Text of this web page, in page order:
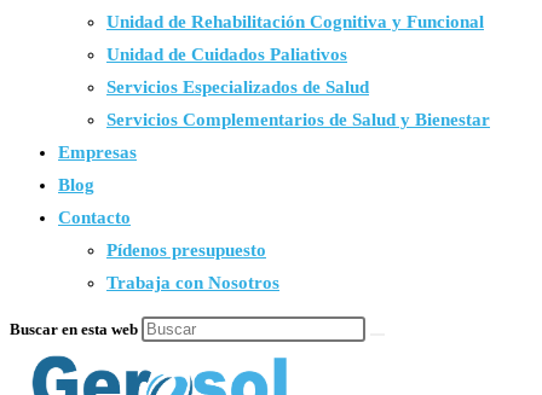
Unidad de Rehabilitación Cognitiva y Funcional
Unidad de Cuidados Paliativos
Servicios Especializados de Salud
Servicios Complementarios de Salud y Bienestar
Empresas
Blog
Contacto
Pídenos presupuesto
Trabaja con Nosotros
Buscar en esta web